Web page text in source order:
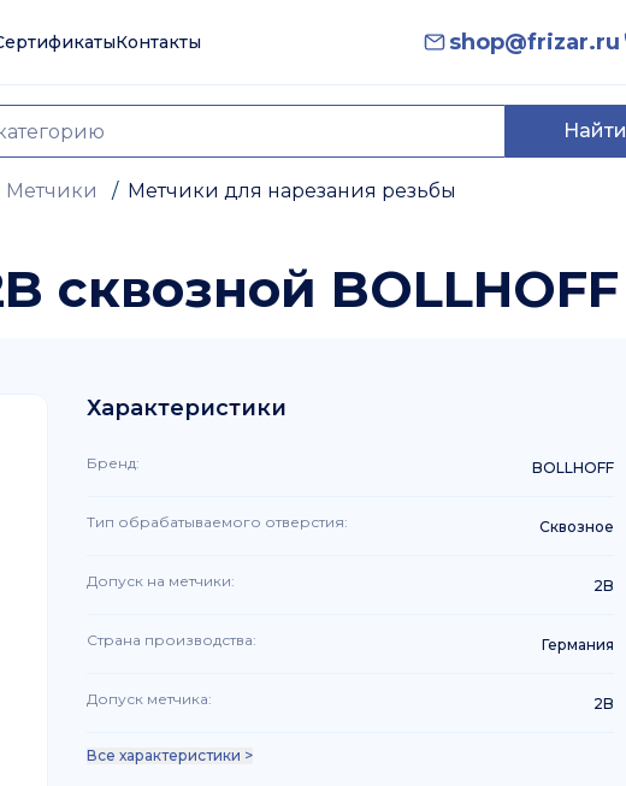
Контакты shop@frizar.ru
Найти
Метчики / Метчики для нарезания резьбы
сквозной BOLLHOFF
Характеристики
Бренд: BOLLHOFF
Тип обрабатываемого отверстия: Сквозное
Допуск на метчики: 2B
Страна производства: Германия
Допуск метчика: 2B
Все характеристики >